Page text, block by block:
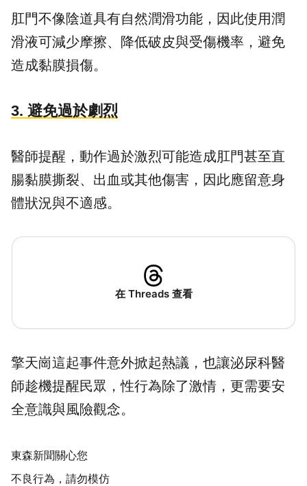
肛門不像陰道具有自然潤滑功能，因此使用潤
滑液可減少摩擦、降低破皮與受傷機率，避免
造成黏膜損傷。
3. 避免過於劇烈
醫師提醒，動作過於激烈可能造成肛門甚至直
腸黏膜撕裂、出血或其他傷害，因此應留意身
體狀況與不適感。
在 Threads 查看
擎天崗這起事件意外掀起熱議，也讓泌尿科醫
師趁機提醒民眾，性行為除了激情，更需要安
全意識與風險觀念。
東森新聞關心您
不良行為，請勿模仿